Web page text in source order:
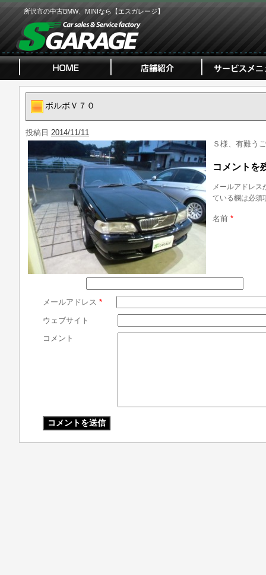
所沢市の中古BMW、MINIなら【エスガレージ】
ボルボＶ７０
投稿日 2014/11/11
Ｓ様、有難う
コメントを
メールアドレス
ている欄は必須
名前 *
メールアドレス *
ウェブサイト
コメント